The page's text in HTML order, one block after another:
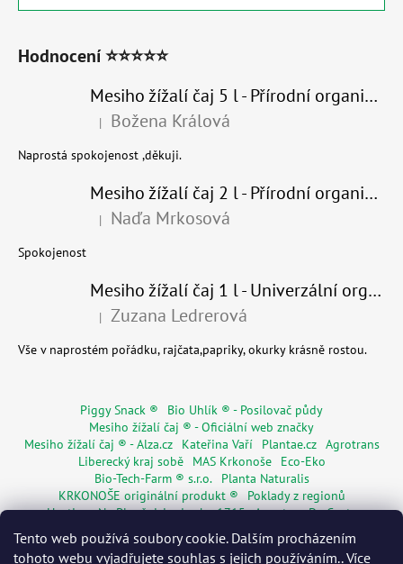
Tento web používá soubory cookie. Dalším procházením
tohoto webu vyjadřujete souhlas s jejich používáním.. Více
Hodnocení ⭐⭐⭐⭐⭐
Mesiho žížalí čaj 5 l - Přírodní organické hnojivo 100% nature
Hodnocení produktu je 5 z 5 hvězdiček.
| Božena Králová
Naprostá spokojenost ,děkuji.
Mesiho žížalí čaj 2 l - Přírodní organické hnojivo 100% nature - recyklovaný obal
Hodnocení produktu je 5 z 5 hvězdiček.
| Naďa Mrkosová
Spokojenost
Mesiho žížalí čaj 1 l - Univerzální organické hnojivo
Hodnocení produktu je 5 z 5 hvězdiček.
| Zuzana Ledrerová
Vše v naprostém pořádku, rajčata,papriky, okurky krásně rostou.
Piggy Snack ®
Bio Uhlík ® - Posilovač půdy
Mesiho žížalí čaj ® - Oficiální web značky
Mesiho žížalí čaj ® - Alza.cz
Kateřina Vaří Plantae.cz Agrotrans
Liberecký kraj sobě
MAS Krkonoše
Eco-Eko
Bio-Tech-Farm ® s.r.o.
Planta Naturalis
KRKONOŠE originální produkt ®
Poklady z regionů
Hostinec Na Ploužnici od roku 1715 Agentura De Costy
Živá Dřevěnka
Regionální značky
Květinářství Mia s.r.o.
Rodinné pasy
Senior pas WORMÁK